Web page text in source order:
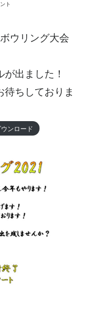
ト
ウリング大会
出ました！
ちしておりま
ウンロード